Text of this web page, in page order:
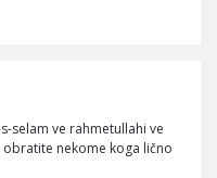
selam ve rahmetullahi ve
nekome koga lično